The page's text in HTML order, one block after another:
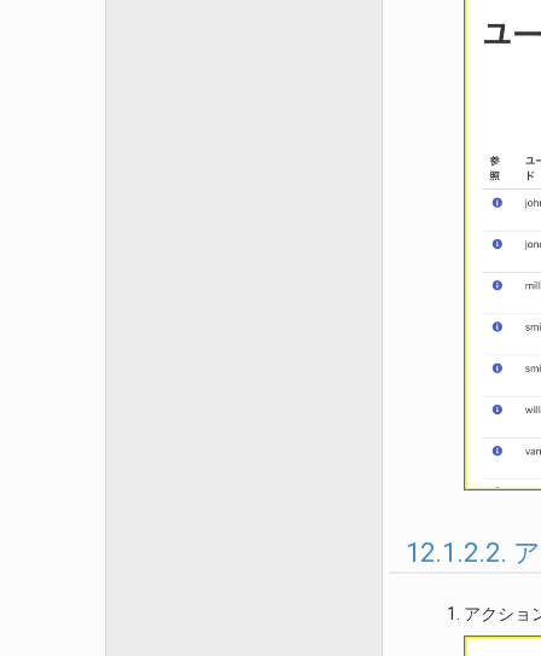
12.1.2.2.
アクショ